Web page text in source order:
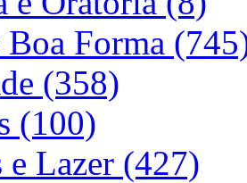
Boa Forma
(358)
(100)
e Lazer (427)